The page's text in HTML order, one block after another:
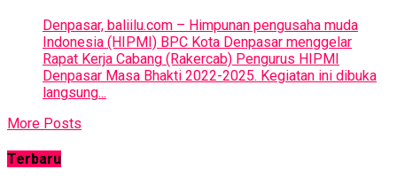
Denpasar, baliilu.com – Himpunan pengusaha muda
Indonesia (HIPMI) BPC Kota Denpasar menggelar
Rapat Kerja Cabang (Rakercab) Pengurus HIPMI
Denpasar Masa Bhakti 2022-2025. Kegiatan ini dibuka
langsung...
More Posts
Terbaru